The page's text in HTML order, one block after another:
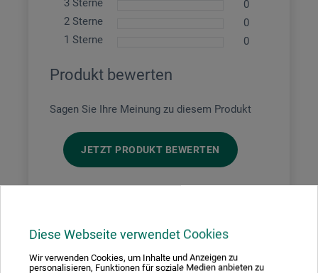
Diese Webseite verwendet Cookies
Wir verwenden Cookies, um Inhalte und Anzeigen zu
personalisieren, Funktionen für soziale Medien anbieten zu
0
2 Sterne
0
1 Sterne
0
Produkt bewerten
Sagen Sie Ihre Meinung zu diesem Produkt
JETZT PRODUKT BEWERTEN
Hochwertiges Zeichenpapier
Produkt: Zeichenpapier 1,50x10m Rolle - Clairef. gekörnt Schw. 160g/m²